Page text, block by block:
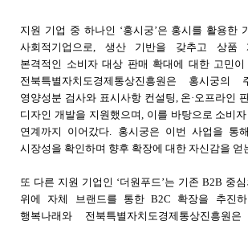
지원 기업 중 하나인 ‘홍시궁’은 홍시를 활용한
사회적기업으로
생산 기반을 갖추고 상품
본격적인 소비자 대상 판매 확대에 대한 고민이
전북특별자치도경제통상진흥원은 홍시궁
영양성분 검사와 표시사항 컨설팅 온·오프라인
디자인 개발을 지원했으며
이를 바탕으로 소비
연계까지 이어갔다
홍시궁은 이번 사업을 통
시장성을 확인하며 향후 확장에 대한 자신감을 얻
또 다른 지원 기업인 ‘더원푸드’는 기존 B2B 중
위에 자체 브랜드를 통한B2C 확장을 추진
행복나래와 전북특별자치도경제통상진흥원